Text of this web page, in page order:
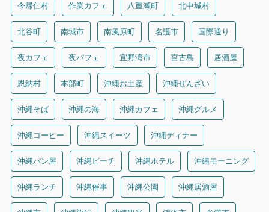
今帰仁村 作業カフェ 八重瀬町 北中城村
北谷町 南城市 南風原町 名護市 国際通り
夜カフェ 夜パフェ 宜野湾市 宮古島 居酒屋
恩納村 本部町 沖縄お土産 沖縄ぜんざい
沖縄そば 沖縄の海 沖縄カフェ 沖縄グルメ
沖縄コーヒー 沖縄スイーツ 沖縄ディナー
沖縄パン屋 沖縄ビーチ 沖縄ホテル 沖縄モーニング
沖縄ランチ 沖縄催事 沖縄公園 沖縄居酒屋